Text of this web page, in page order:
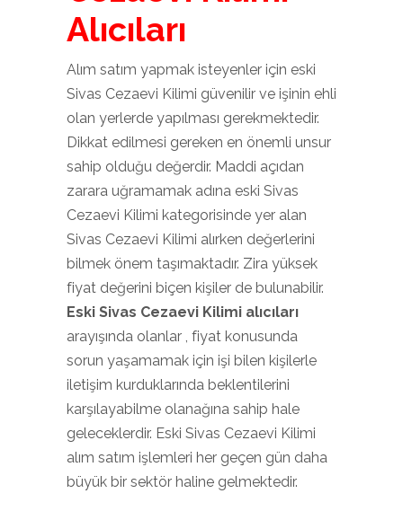
Alıcıları
Alım satım yapmak isteyenler için eski
Sivas Cezaevi Kilimi güvenilir ve işinin ehli
olan yerlerde yapılması gerekmektedir.
Dikkat edilmesi gereken en önemli unsur
sahip olduğu değerdir. Maddi açıdan
zarara uğramamak adına eski Sivas
Cezaevi Kilimi kategorisinde yer alan
Sivas Cezaevi Kilimi alırken değerlerini
bilmek önem taşımaktadır. Zira yüksek
fiyat değerini biçen kişiler de bulunabilir.
Eski Sivas Cezaevi Kilimi alıcıları
arayışında olanlar , fiyat konusunda
sorun yaşamamak için işi bilen kişilerle
iletişim kurduklarında beklentilerini
karşılayabilme olanağına sahip hale
geleceklerdir. Eski Sivas Cezaevi Kilimi
alım satım işlemleri her geçen gün daha
büyük bir sektör haline gelmektedir.